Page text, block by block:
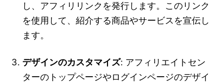
し、アフィリリンクを発行します。このリンク
を使用して、紹介する商品やサービスを宣伝し
ます。
デザインのカスタマイズ: アフィリエイトセン
ターのトップページやログインページのデザイ